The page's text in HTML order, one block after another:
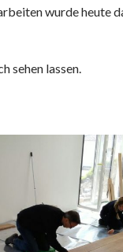
wurde heute
sehen lassen.